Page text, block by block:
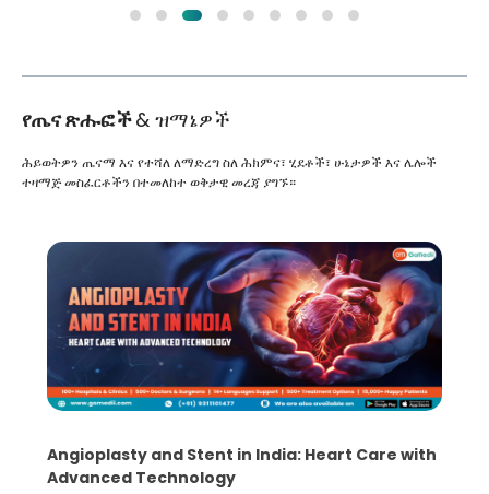
የጤና ጽሑፎች& ዝማኔዎች
ሕይወትዎን ጤናማ እና የተሻለ ለማድረግ ስለ ሕክምና፣ ሂደቶች፣ ሁኔታዎች እና ሌሎች
ተዛማጅ መስፈርቶችን በተመለከተ ወቅታዊ መረጃ ያግኙ።
Angioplasty and Stent in India: Heart Care with
Advanced Technology